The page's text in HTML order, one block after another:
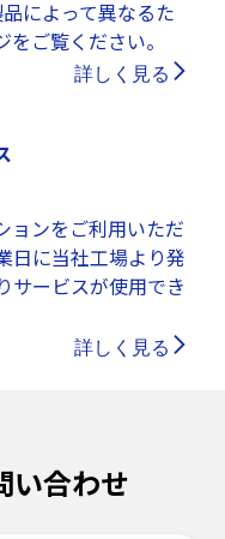
によって異なるた
ご覧ください。
詳しく見る
ョンをご利用いただ
日に当社工場より発
サービスが使用でき
詳しく見る
い合わせ